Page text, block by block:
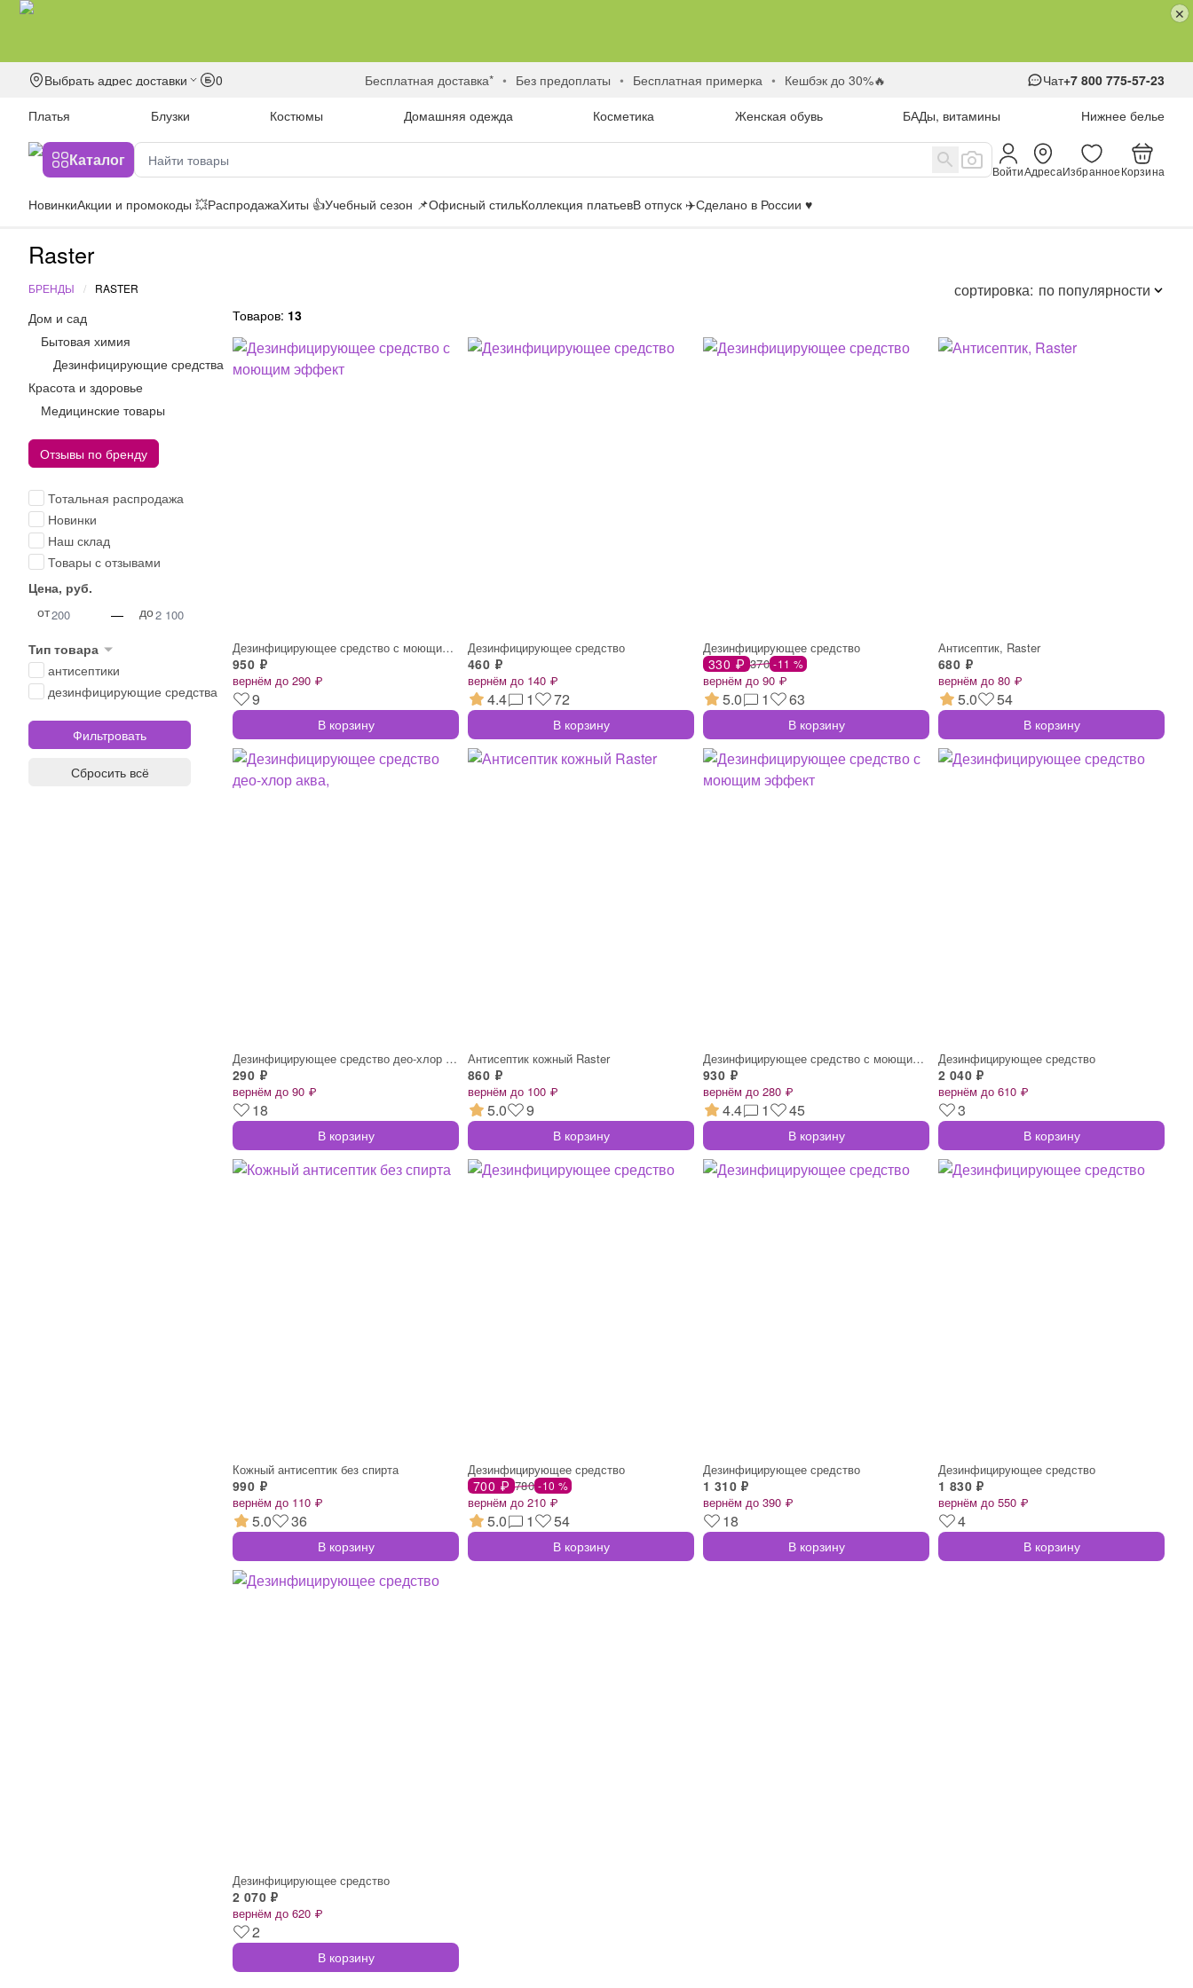
Выбрать адрес доставки 0 бесплатная доставка* без предоплаты бесплатная примерка кешбэк до 30%🔥 Чат+7 800 775-57-23
Платья
Блузки Костюмы Домашняя одежда Косметика Женская обувь БАДы, витамины Нижнее белье
Каталог
ВойтиАдресаИзбранноеКорзина
НовинкиАкции и промокоды 💥РаспродажаХиты 👍Учебный сезон 📌Офисный стильКоллекция платьевВ отпуск ✈️Сделано в России ♥️
Raster
сортировка: по популярности
БРЕНДЫ RASTER
Дом и сад
Бытовая химия
Дезинфицирующие средства
Красота и здоровье
Медицинские товары
Отзывы по бренду
Тотальная распродажа
Новинки
Наш склад
Товары с отзывами
Цена, руб.
от
— до
Тип товара
антисептики
дезинфицирующие средства
Сбросить всё
Товаров: 13
Дезинфицирующее средство с моющим эффект
950 ₽
вернём до 290 ₽
9
В корзину
Дезинфицирующее средство
460 ₽
вернём до 140 ₽
4.4 1 72
В корзину
Дезинфицирующее средство
330 ₽ 370 -11 %
вернём до 90 ₽
5.0 1 63
В корзину
Антисептик, Raster
680 ₽
вернём до 80 ₽
5.0 54
В корзину
Дезинфицирующее средство део-хлор аква,
290 ₽
вернём до 90 ₽
18
В корзину
Антисептик кожный Raster
860 ₽
вернём до 100 ₽
5.0 9
В корзину
Дезинфицирующее средство с моющим эффект
930 ₽
вернём до 280 ₽
4.4 1 45
В корзину
Дезинфицирующее средство
2 040 ₽
вернём до 610 ₽
3
В корзину
Кожный антисептик без спирта
990 ₽
вернём до 110 ₽
5.0 36
В корзину
Дезинфицирующее средство
700 ₽ 780 -10 %
вернём до 210 ₽
5.0 1 54
В корзину
Дезинфицирующее средство
1 310 ₽
вернём до 390 ₽
18
В корзину
Дезинфицирующее средство
1 830 ₽
вернём до 550 ₽
4
В корзину
Дезинфицирующее средство
2 070 ₽
вернём до 620 ₽
2
В корзину